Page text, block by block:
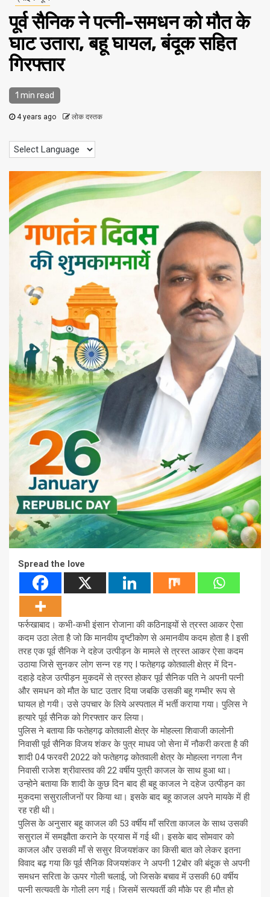
पूर्व सैनिक ने पत्नी-समधन को मौत के
घाट उतारा, बहू घायल, बंदूक सहित
गिरफ्तार
1 min read
4 years ago लोक दस्तक
Spread the love
फर्रुखाबाद। कभी-कभी इंसान रोजाना की कठिनाइयों से त्रस्त आकर ऐसा
कदम उठा लेता है जो कि मानवीय दृष्टीकोण से अमानवीय कदम होता है I इसी
तरह एक पूर्व सैनिक ने दहेज उत्पीड़न के मामले से त्रस्त आकर ऐसा कदम
उठाया जिसे सुनकर लोग सन्न रह गए I फतेहगढ़ कोतवाली क्षेत्र में दिन-
दहाड़े दहेज उत्पीड़न मुकदमें से त्रस्त होकर पूर्व सैनिक पति ने अपनी पत्नी
और समधन को मौत के घाट उतार दिया जबकि उसकी बहू गम्भीर रूप से
घायल हो गयी। उसे उपचार के लिये अस्पताल में भर्ती कराया गया। पुलिस ने
हत्यारे पूर्व सैनिक को गिरफ्तार कर लिया।
पुलिस ने बताया कि फतेहगढ़ कोतवाली क्षेत्र के मोहल्ला शिवाजी कालोनी
निवासी पूर्व सैनिक विजय शंकर के पुत्र माधव जो सेना में नौकरी करता है की
शादी 04 फरवरी 2022 को फतेहगढ़ कोतवाली क्षेत्र के मोहल्ला नगला नैन
निवासी राजेश श्रीवास्तव की 22 वर्षीय पुत्री काजल के साथ हुआ था।
उन्होने बताया कि शादी के कुछ दिन बाद ही बहू काजल ने दहेज उत्पीड़न का
मुकदमा ससुरालीजनों पर किया था। इसके बाद बहू काजल अपने मायके में ही
रह रही थी।
पुलिस के अनुसार बहू काजल की 53 वर्षीय माँ सरिता काजल के साथ उसकी
ससुराल में समझौता कराने के प्रयास में गई थी। इसके बाद सोमवार को
काजल और उसकी माँ से ससुर विजयशंकर का किसी बात को लेकर इतना
विवाद बढ़ गया कि पूर्व सैनिक विजयशंकर ने अपनी 12बोर की बंदूक से अपनी
समधन सरिता के ऊपर गोली चलाई, जो जिसके बचाव में उसकी 60 वर्षीय
पत्नी सत्यवती के गोली लग गई। जिसमें सत्यवर्ती की मौके पर ही मौत हो